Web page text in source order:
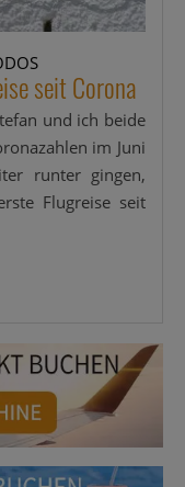
seit Corona
und ich bei­de
im Juni
run­ter gin­gen,
Flug­rei­se seit